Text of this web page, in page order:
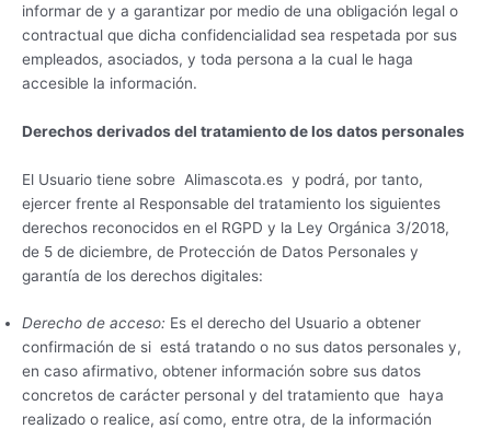
informar de y a garantizar por medio de una obligación legal o
contractual que dicha confidencialidad sea respetada por sus
empleados, asociados, y toda persona a la cual le haga
accesible la información.
Derechos derivados del tratamiento de los datos personales
El Usuario tiene sobre Alimascota.es y podrá, por tanto,
ejercer frente al Responsable del tratamiento los siguientes
derechos reconocidos en el RGPD y la Ley Orgánica 3/2018,
de 5 de diciembre, de Protección de Datos Personales y
garantía de los derechos digitales:
Derecho de acceso: Es el derecho del Usuario a obtener
confirmación de si está tratando o no sus datos personales y,
en caso afirmativo, obtener información sobre sus datos
concretos de carácter personal y del tratamiento que haya
realizado o realice, así como, entre otra, de la información